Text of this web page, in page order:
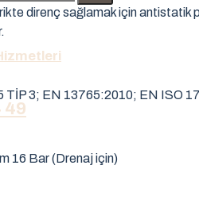
49
direnç sağlamak için
TİP 3; EN 13765:2010; EN ISO
16 Bar (Drenaj için)